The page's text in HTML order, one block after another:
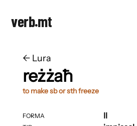
verb.mt
← ​​Lura
reżżaħ
to make sb or sth freeze
FORMA
II